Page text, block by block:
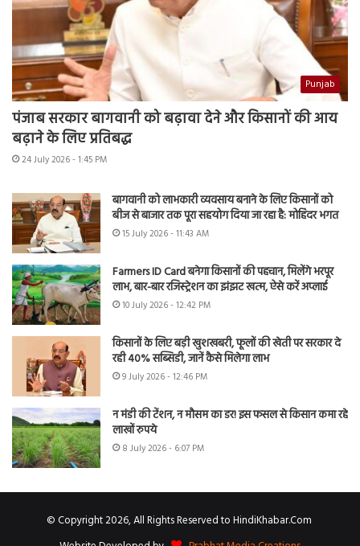
Punjab
पंजाब सरकार बागवानी को बढ़ावा देने और किसानों की आय
बढ़ाने के लिए प्रतिबद्ध
24 July 2026 - 1:45 PM
बागवानी को लाभकारी व्यवसाय बनाने के लिए किसानों को
बीज से बाजार तक पूरा सहयोग दिया जा रहा है: मोहिंदर भगत
15 July 2026 - 11:43 AM
Farmers ID Card बनेगा किसानों की पहचान, मिलेंगे भरपूर
लाभ, बार-बार रजिस्ट्रेशन का झंझट खत्म, ऐसे करें अप्लाई
10 July 2026 - 12:42 PM
किसानों के लिए बड़ी खुशखबरी, फूलों की खेती पर सरकार दे
रही 40% सब्सिडी, जानें कैसे मिलेगा लाभ
9 July 2026 - 12:46 PM
न मंडी की टेंशन, न मौसम का डर! इस फसल से किसान कमा रहे
लाखों रुपये
8 July 2026 - 6:07 PM
© Copyright 2026, All Rights Reserved to HindiKhabar.Com